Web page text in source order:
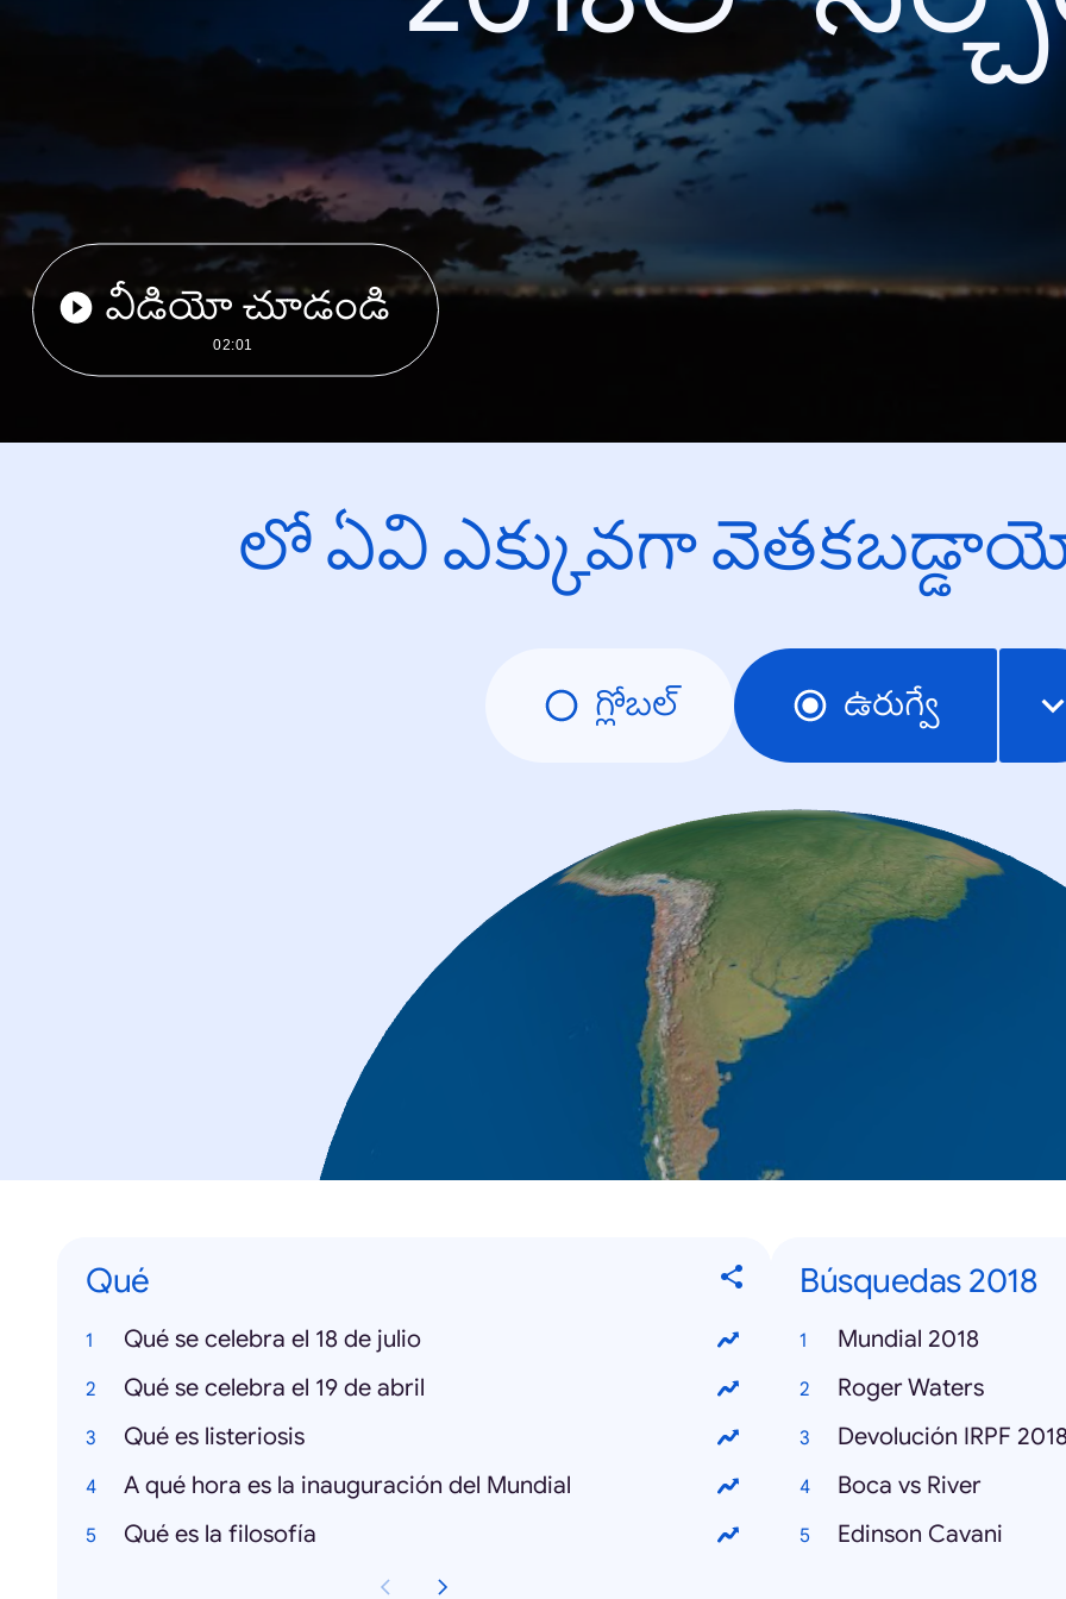
వీడియో చూడండి
02:01
లో ఏవి ఎక్కువగా
గ్లోబల్ ఉరుగ్వే
Qué
Qué se celebra el 18 de julio
Qué se celebra el 19 de abril
Qué es listeriosis
A qué hora es la inauguración del Mundial
Qué es la filosofía
Búsquedas 2018
Mundial 2018
Roger Waters
Devolución IRPF
Boca vs River
Edinson Cavani